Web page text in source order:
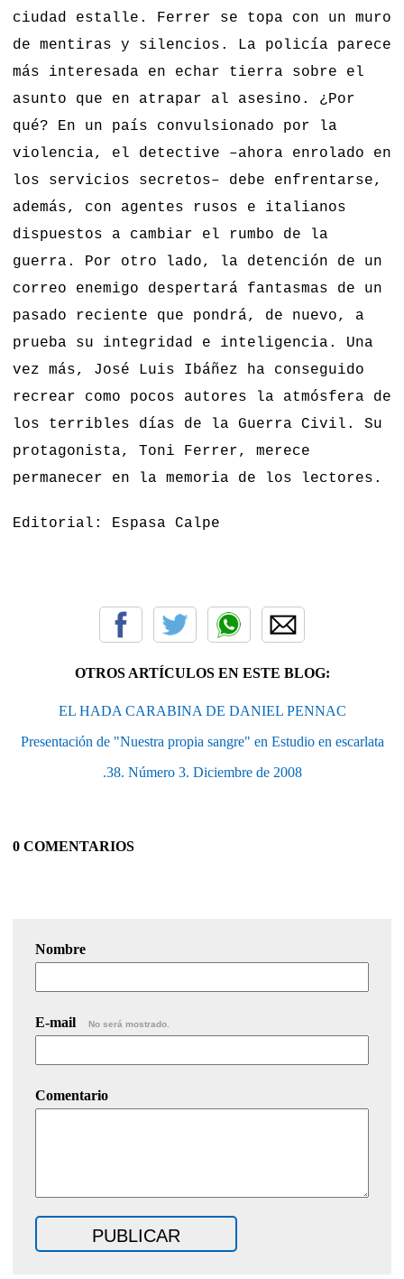
ciudad estalle. Ferrer se topa con un muro
de mentiras y silencios. La policía parece
más interesada en echar tierra sobre el
asunto que en atrapar al asesino. ¿Por
qué? En un país convulsionado por la
violencia, el detective –ahora enrolado en
los servicios secretos– debe enfrentarse,
además, con agentes rusos e italianos
dispuestos a cambiar el rumbo de la
guerra. Por otro lado, la detención de un
correo enemigo despertará fantasmas de un
pasado reciente que pondrá, de nuevo, a
prueba su integridad e inteligencia. Una
vez más, José Luis Ibáñez ha conseguido
recrear como pocos autores la atmósfera de
los terribles días de la Guerra Civil. Su
protagonista, Toni Ferrer, merece
permanecer en la memoria de los lectores.
Editorial: Espasa Calpe
OTROS ARTÍCULOS EN ESTE BLOG:
EL HADA CARABINA DE DANIEL PENNAC
Presentación de "Nuestra propia sangre" en Estudio en escarlata
.38. Número 3. Diciembre de 2008
0 COMENTARIOS
Nombre
E-mail No será mostrado.
Comentario